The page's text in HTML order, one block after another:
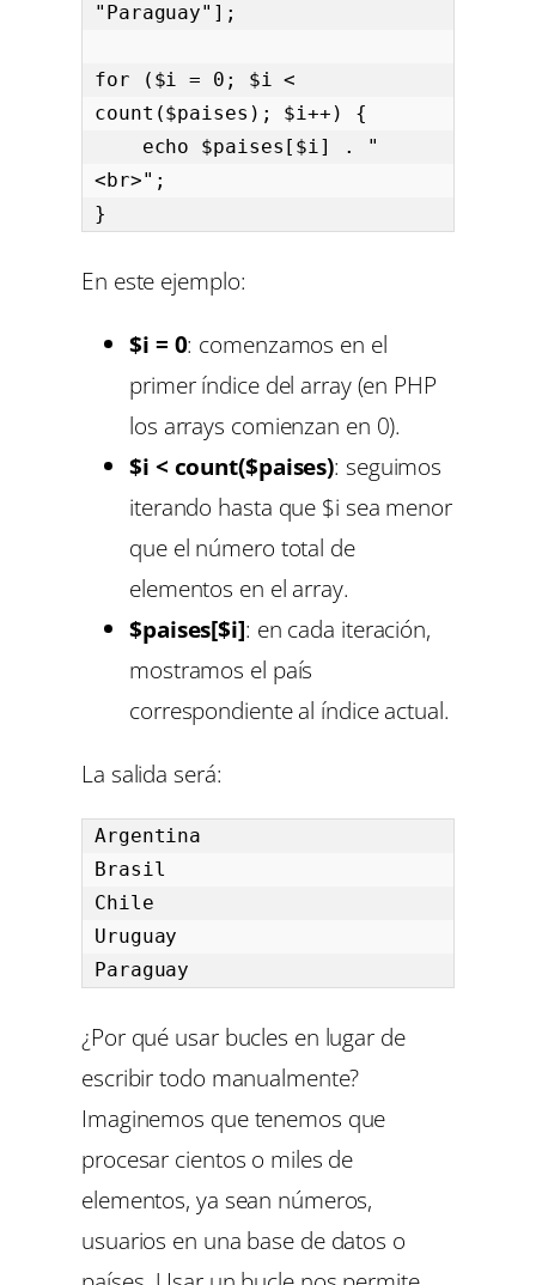
"Paraguay"];
for ($i = 0; $i <
count($paises); $i++) {
<br>";
}
En este ejemplo:
$i = 0: comenzamos en el
primer índice del array (en PHP
los arrays comienzan en 0).
$i < count($paises): seguimos
iterando hasta que $i sea menor
que el número total de
elementos en el array.
$paises[$i]: en cada iteración,
mostramos el país
correspondiente al índice actual.
La salida será:
Argentina
Brasil
Chile
Uruguay
Paraguay
¿Por qué usar bucles en lugar de
escribir todo manualmente?
Imaginemos que tenemos que
procesar cientos o miles de
elementos, ya sean números,
usuarios en una base de datos o